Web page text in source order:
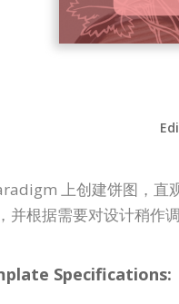
上创建饼图，直
并根据需要对设计稍作
Specifications: